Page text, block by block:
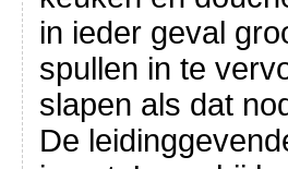
in ieder geval
spullen in te
slapen als dat
De